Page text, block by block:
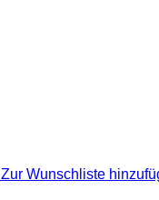
Zur Wunschliste